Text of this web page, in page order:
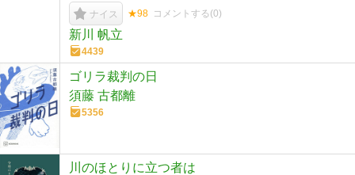
ナイス ★98 コメントする(0)
新川 帆立
4439
ゴリラ裁判の日
須藤 古都離
5356
川のほとりに立つ者は